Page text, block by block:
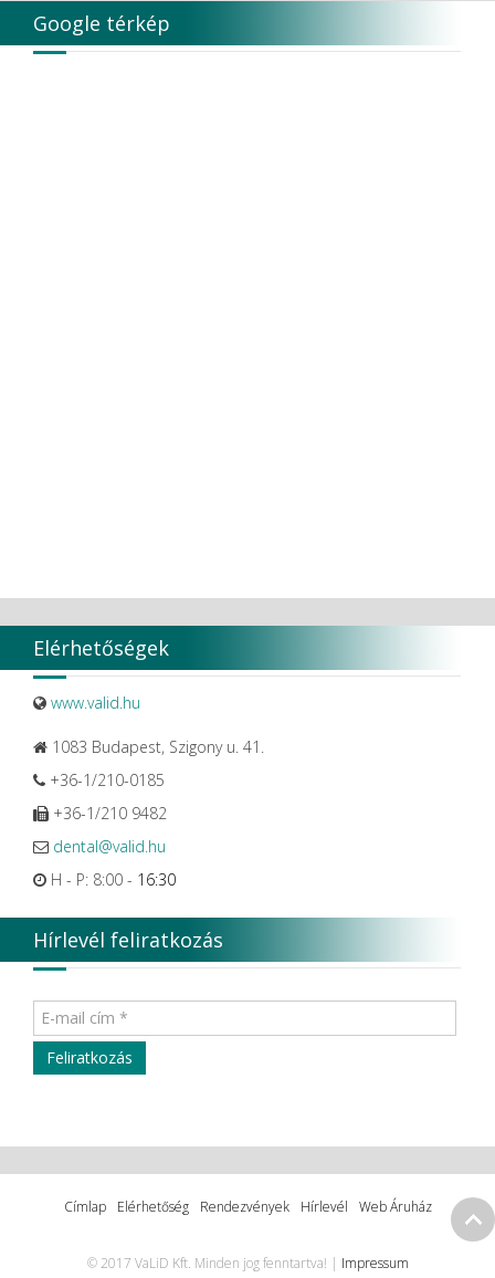
Google térkép
Elérhetőségek
www.valid.hu
1083 Budapest, Szigony u. 41.
+36-1/210-0185
+36-1/210 9482
dental@valid.hu
H - P: 8:00 - 16:30
Hírlevél feliratkozás
Címlap Elérhetőség Rendezvények Hírlevél Web Áruház
© 2017 VaLiD Kft. Minden jog fenntartva! | Impressum